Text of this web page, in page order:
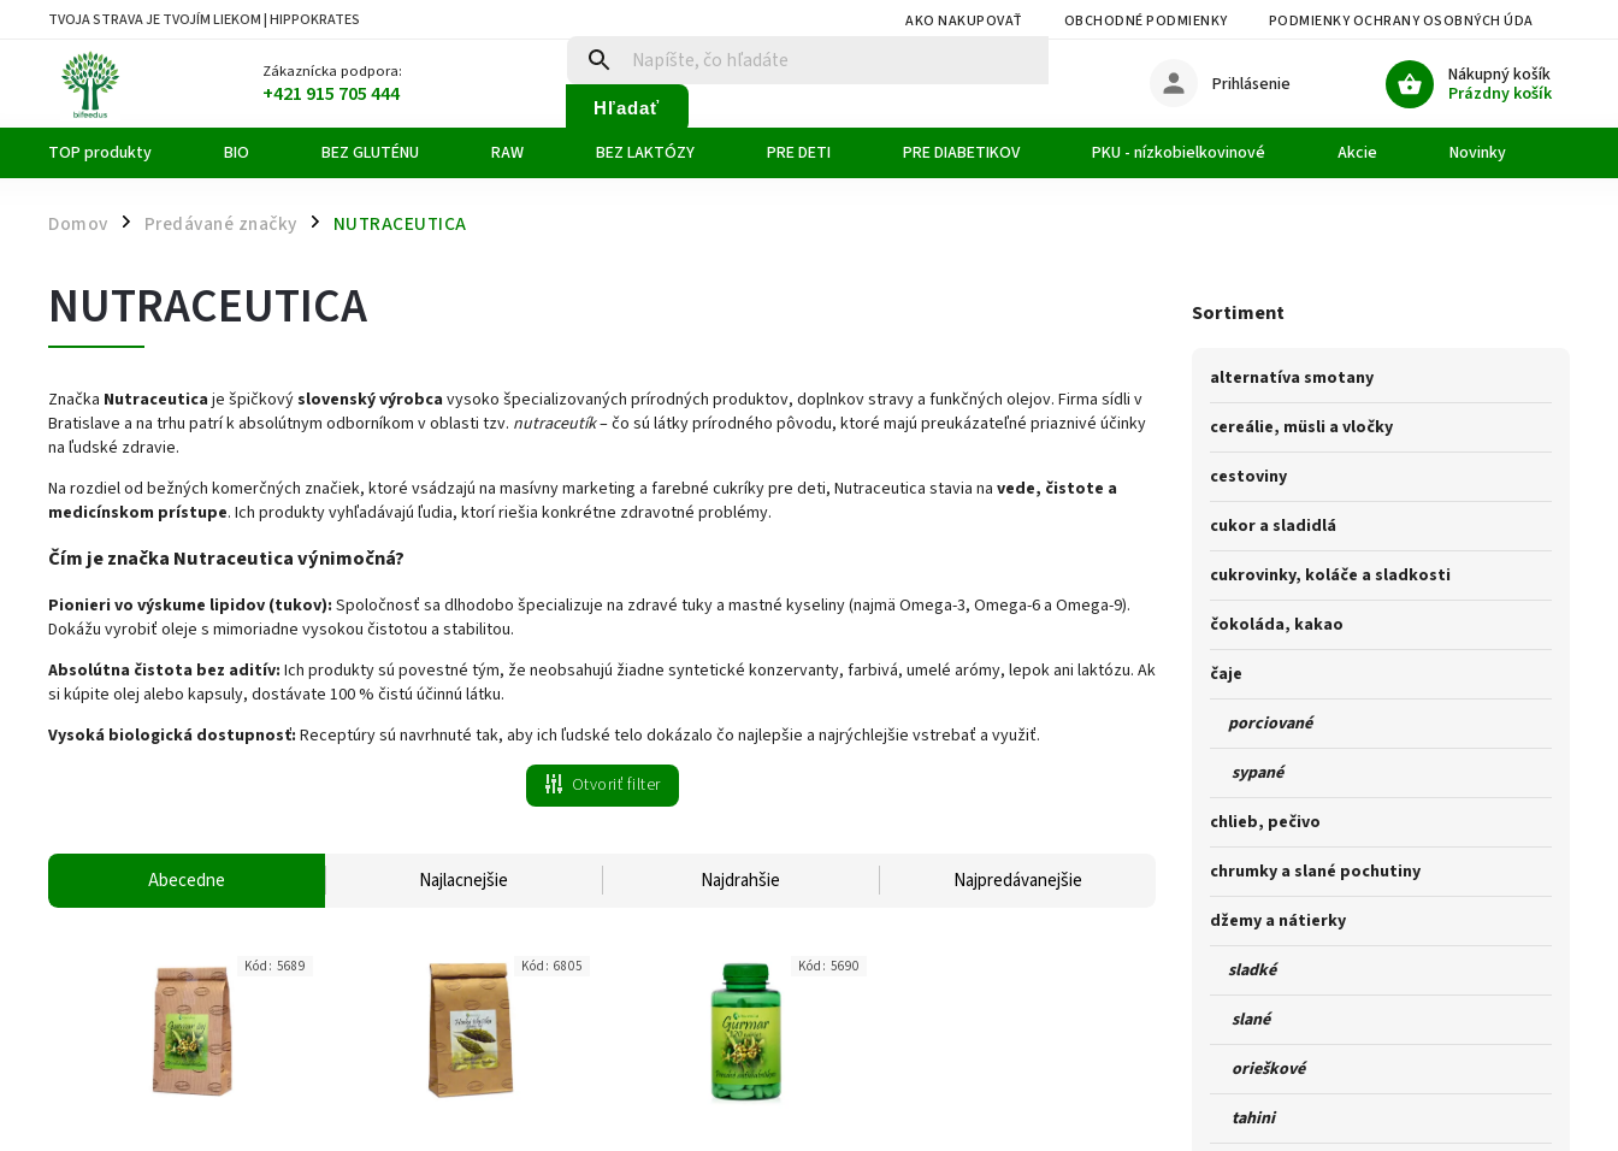
TVOJA STRAVA JE TVOJÍM LIEKOM | HIPPOKRATES AKO NAKUPOVAŤ OBCHODNÉ PODMIENKY PODMIENKY OCHRANY OSOBNÝCH ÚDAJOV
Zákaznícka podpora:
+421 915 705 444 Hľadať
Nákupný košík
Prázdny košík
Prihlásenie
TOP produkty BIO BEZ GLUTÉNU RAW BEZ LAKTÓZY PRE DETI PRE DIABETIKOV PKU - nízkobielkovinové Akcie Novinky
Domov / Predávané značky / NUTRACEUTICA
Sortiment
alternatíva smotany
cereálie, müsli a vločky
cestoviny
cukor a sladidlá
cukrovinky, koláče a sladkosti
čokoláda, kakao
čaje
porciované
sypané
chlieb, pečivo
chrumky a slané pochutiny
džemy a nátierky
sladké
slané
orieškové
tahini
NUTRACEUTICA
Značka Nutraceutica je špičkovýslovenský výrobca vysoko špecializovaných prírodných produktov, doplnkov stravy a funkčných olejov. Firma sídli v
Bratislave a na trhu patrí k absolútnym odborníkom v oblasti tzv. nutraceutík– čo sú látky prírodného pôvodu, ktoré majú preukázateľné priaznivé účinky
na ľudské zdravie.
Na rozdiel od bežných komerčných značiek, ktoré vsádzajú na masívny marketing a farebné cukríky pre deti, Nutraceutica stavia na vede, čistote a
medicínskom prístupe. Ich produkty vyhľadávajú ľudia, ktorí riešia konkrétne zdravotné problémy.
Čím je značka Nutraceutica výnimočná?
Pionieri vo výskume lipidov (tukov): Spoločnosť sa dlhodobo špecializuje na zdravé tuky a mastné kyseliny (najmä Omega-3, Omega-6 a Omega-9).
Dokážu vyrobiť oleje s mimoriadne vysokou čistotou a stabilitou.
Absolútna čistota bez aditív: Ich produkty sú povestné tým, že neobsahujú žiadne syntetické konzervanty, farbivá, umelé arómy, lepok ani laktózu. Ak
si kúpite olej alebo kapsuly, dostávate 100 % čistú účinnú látku.
Vysoká biologická dostupnosť: Receptúry sú navrhnuté tak, aby ich ľudské telo dokázalo čo najlepšie a najrýchlejšie vstrebať a využiť.
Otvoriť filter
Abecedne Najlacnejšie Najdrahšie Najpredávanejšie
Kód: 5689 Kód: 6805 Kód: 5690